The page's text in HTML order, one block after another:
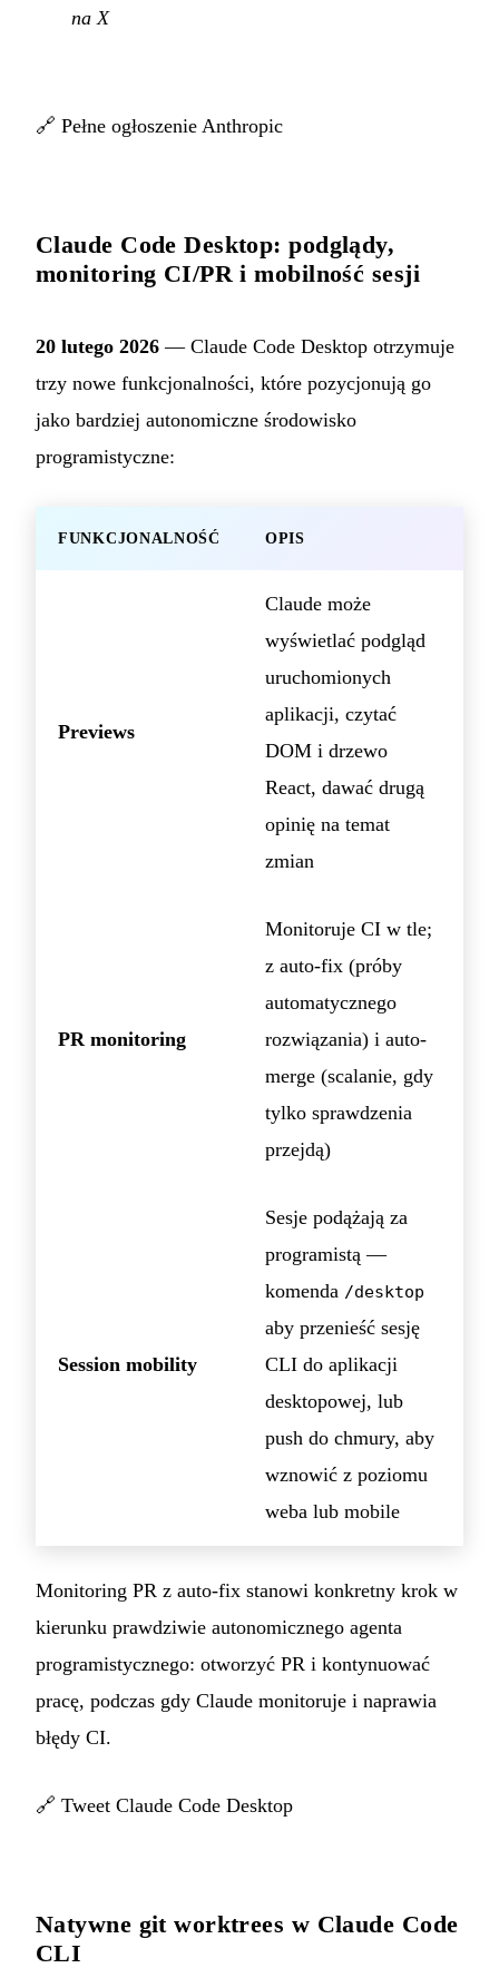
na X
🔗 Pełne ogłoszenie Anthropic
Claude Code Desktop: podglądy,
monitoring CI/PR i mobilność sesji
20 lutego 2026 — Claude Code Desktop otrzymuje
trzy nowe funkcjonalności, które pozycjonują go
jako bardziej autonomiczne środowisko
programistyczne:
FUNKCJONALNOŚĆ OPIS
Previews
Claude może
wyświetlać podgląd
uruchomionych
aplikacji, czytać
DOM i drzewo
React, dawać drugą
opinię na temat
zmian
PR monitoring
Monitoruje CI w tle;
z auto-fix (próby
automatycznego
rozwiązania) i auto-
merge (scalanie, gdy
tylko sprawdzenia
przejdą)
Session mobility
Sesje podążają za
programistą —
komenda /desktop
aby przenieść sesję
CLI do aplikacji
desktopowej, lub
push do chmury, aby
wznowić z poziomu
weba lub mobile
Monitoring PR z auto-fix stanowi konkretny krok w
kierunku prawdziwie autonomicznego agenta
programistycznego: otworzyć PR i kontynuować
pracę, podczas gdy Claude monitoruje i naprawia
błędy CI.
🔗 Tweet Claude Code Desktop
Natywne git worktrees w Claude Code
CLI